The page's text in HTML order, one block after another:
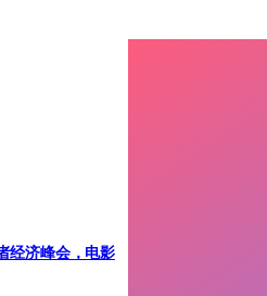
经济峰会，电影